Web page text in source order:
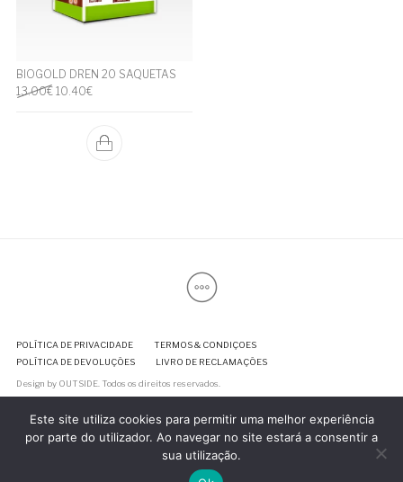
BIOGOLD DREN 20 SAQUETAS
13.00€ O preço original era: 13.00€.
10.40€O preço atual é: 10.40€.
POLÍTICA DE PRIVACIDADE
TERMOS & CONDIÇOES
POLÍTICA DE DEVOLUÇÕES
LIVRO DE RECLAMAÇÕES
Design by OUTSIDE. Todos os direitos reservados.
Este site utiliza cookies para permitir uma melhor experiência
por parte do utilizador. Ao navegar no site estará a consentir a
sua utilização.